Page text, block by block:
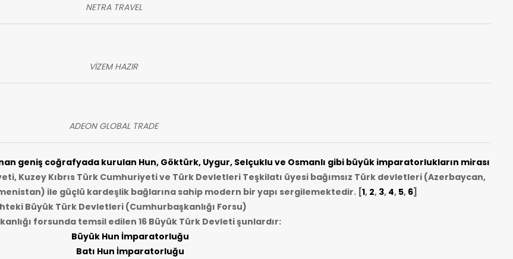
NETRA TRAVEL
VİZEM HAZIR
ADEON GLOBAL TRADE
geniş coğrafyada kurulan Hun, Göktürk, Uygur, Selçuklu ve Osmanlı gibi büyük imparatorlukların mirası
Kuzey Kıbrıs Türk Cumhuriyeti ve Türk Devletleri Teşkilatı üyesi bağımsız Türk devletleri (Azerbaycan,
ile güçlü kardeşlik bağlarına sahip modern bir yapı sergilemektedir. [1, 2, 3, 4, 5, 6]
Büyük Türk Devletleri (Cumhurbaşkanlığı Forsu)
forsunda temsil edilen 16 Büyük Türk Devleti şunlardır:
Büyük Hun İmparatorluğu
Batı Hun İmparatorluğu